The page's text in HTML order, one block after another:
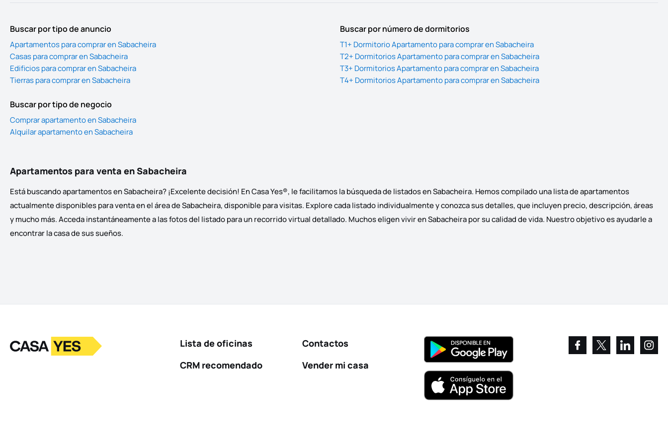
Buscar por tipo de anuncio
Apartamentos para comprar en Sabacheira
Casas para comprar en Sabacheira
Edificios para comprar en Sabacheira
Tierras para comprar en Sabacheira
Buscar por número de dormitorios
T1+ Dormitorio Apartamento para comprar en Sabacheira
T2+ Dormitorios Apartamento para comprar en Sabacheira
T3+ Dormitorios Apartamento para comprar en Sabacheira
T4+ Dormitorios Apartamento para comprar en Sabacheira
Buscar por tipo de negocio
Comprar apartamento en Sabacheira
Alquilar apartamento en Sabacheira
Apartamentos para venta en Sabacheira
Está buscando apartamentos en Sabacheira? ¡Excelente decisión! En Casa Yes®, le facilitamos la búsqueda de listados en Sabacheira. Hemos compilado una lista de apartamentos
actualmente disponibles para venta en el área de Sabacheira, disponible para visitas. Explore cada listado individualmente y conozca sus detalles, que incluyen precio, descripción, áreas
y mucho más. Acceda instantáneamente a las fotos del listado para un recorrido virtual detallado. Muchos eligen vivir en Sabacheira por su calidad de vida. Nuestro objetivo es ayudarle a
encontrar la casa de sus sueños.
LogotipoIr a la página de inicio
Lista de oficinas
CRM recomendado
Contactos
Vender mi casa